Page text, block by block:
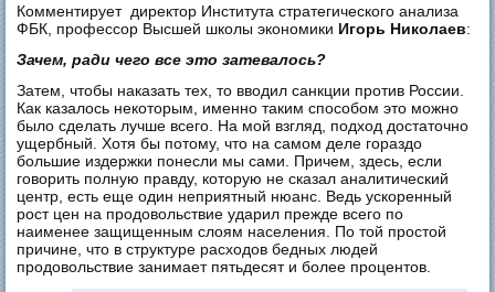
Комментирует директор Института стратегического анализа
ФБК, профессор Высшей школы экономики Игорь Николаев:
Зачем, ради чего все это затевалось?
Затем, чтобы наказать тех, то вводил санкции против России.
Как казалось некоторым, именно таким способом это можно
было сделать лучше всего. На мой взгляд, подход достаточно
ущербный. Хотя бы потому, что на самом деле гораздо
большие издержки понесли мы сами. Причем, здесь, если
говорить полную правду, которую не сказал аналитический
центр, есть еще один неприятный нюанс. Ведь ускоренный
рост цен на продовольствие ударил прежде всего по
наименее защищенным слоям населения. По той простой
причине, что в структуре расходов бедных людей
продовольствие занимает пятьдесят и более процентов.